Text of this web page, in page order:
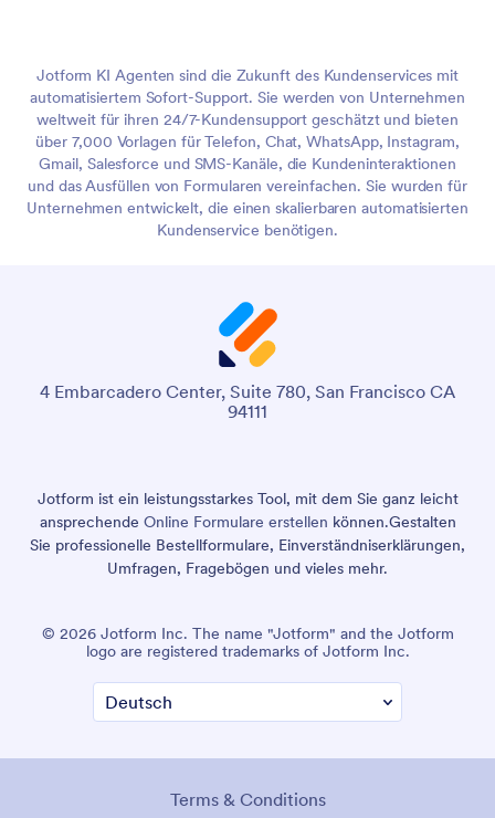
Jotform KI Agenten sind die Zukunft des Kundenservices mit
automatisiertem Sofort-Support. Sie werden von Unternehmen
weltweit für ihren 24/7-Kundensupport geschätzt und bieten
über 7,000 Vorlagen für Telefon, Chat, WhatsApp, Instagram,
Gmail, Salesforce und SMS-Kanäle, die Kundeninteraktionen
und das Ausfüllen von Formularen vereinfachen. Sie wurden für
Unternehmen entwickelt, die einen skalierbaren automatisierten
Kundenservice benötigen.
4 Embarcadero Center, Suite 780, San Francisco CA
94111
Jotform ist ein leistungsstarkes Tool, mit dem Sie ganz leicht
ansprechende Online Formulare erstellen können.Gestalten
Sie professionelle Bestellformulare, Einverständniserklärungen,
Umfragen, Fragebögen und vieles mehr.
© 2026 Jotform Inc. The name "Jotform" and the Jotform
logo are registered trademarks of Jotform Inc.
Terms & Conditions